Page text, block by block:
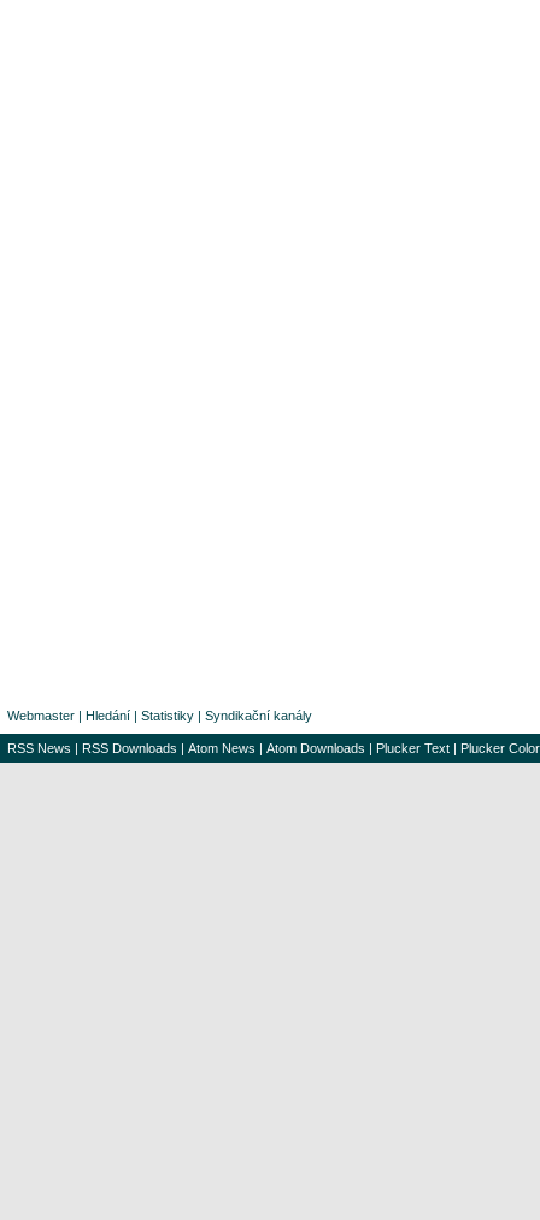
Webmaster | Hledání | Statistiky | Syndikační kanály
RSS News | RSS Downloads | Atom News | Atom Downloads | Plucker Text | Plucker Color